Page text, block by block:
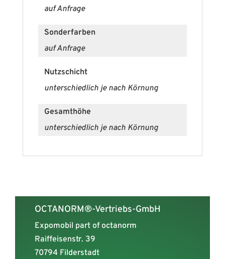
auf Anfrage
Sonderfarben
auf Anfrage
Nutzschicht
unterschiedlich je nach Körnung
Gesamthöhe
unterschiedlich je nach Körnung
OCTANORM®-Vertriebs-GmbH
Expomobil part of octanorm
Raiffeisenstr. 39
70794 Filderstadt